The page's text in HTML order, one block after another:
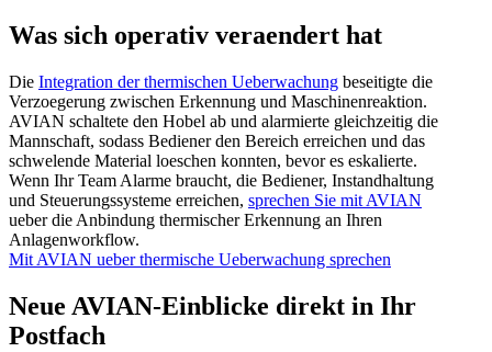
Was sich operativ veraendert hat
Die Integration der thermischen Ueberwachung beseitigte die
Verzoegerung zwischen Erkennung und Maschinenreaktion.
AVIAN schaltete den Hobel ab und alarmierte gleichzeitig die
Mannschaft, sodass Bediener den Bereich erreichen und das
schwelende Material loeschen konnten, bevor es eskalierte.
Wenn Ihr Team Alarme braucht, die Bediener, Instandhaltung
und Steuerungssysteme erreichen, sprechen Sie mit AVIAN
ueber die Anbindung thermischer Erkennung an Ihren
Anlagenworkflow.
Mit AVIAN ueber thermische Ueberwachung sprechen
Neue AVIAN-Einblicke direkt in Ihr
Postfach